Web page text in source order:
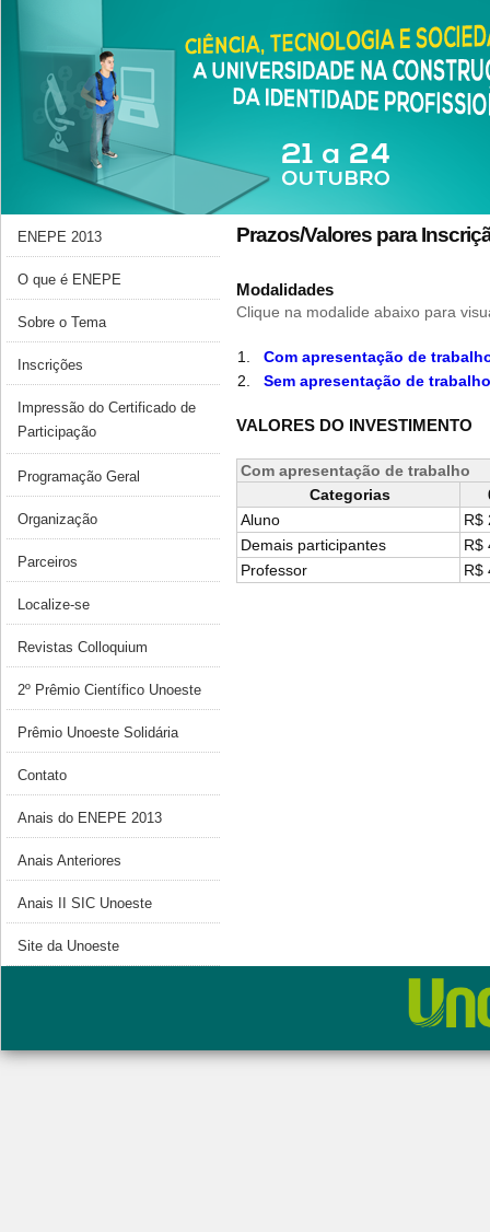
ENEPE 2013
O que é ENEPE
Sobre o Tema
Inscrições
Impressão do Certificado de
Participação
Programação Geral
Organização
Parceiros
Localize-se
Revistas Colloquium
2º Prêmio Científico Unoeste
Prêmio Unoeste Solidária
Contato
Anais do ENEPE 2013
Anais Anteriores
Anais II SIC Unoeste
Site da Unoeste
Prazos/Valores para
Modalidades
Clique na modalide abaixo para
1
Com apresentação de
2
Sem apresentação de trabalho
VALORES DO INVESTIMENTO
Com apresentação de trabalho
Categorias
Aluno
R$
Demais participantes
R$
Professor
R$